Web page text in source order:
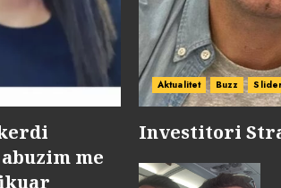
me
Aktualitet Buzz
Investitori